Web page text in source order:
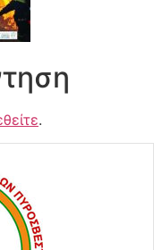
.